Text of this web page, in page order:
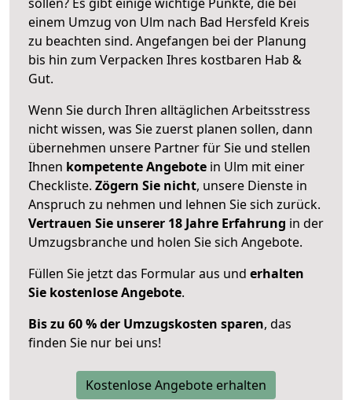
einem Umzug von Ulm nach Bad Hersfeld Kreis
zu beachten sind. Angefangen bei der Planung
bis hin zum Verpacken Ihres kostbaren Hab &
Gut.
Wenn Sie durch Ihren alltäglichen Arbeitsstress
nicht wissen, was Sie zuerst planen sollen, dann
übernehmen unsere Partner für Sie und stellen
Ihnen kompetente Angebote in Ulm mit einer
Checkliste. Zögern Sie nicht, unsere Dienste in
Anspruch zu nehmen und lehnen Sie sich zurück.
Vertrauen Sie unserer 18 Jahre Erfahrung in der
Umzugsbranche und holen Sie sich Angebote.
Füllen Sie jetzt das Formular aus und erhalten
Sie kostenlose Angebote.
Bis zu 60 % der Umzugskosten sparen, das
finden Sie nur bei uns!
Kostenlose Angebote erhalten